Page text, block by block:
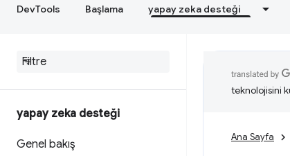
DevTools Başlama yapay zeka desteği
yapay zeka desteği
Genel bakış
teknolojisini
Ana Sayfa